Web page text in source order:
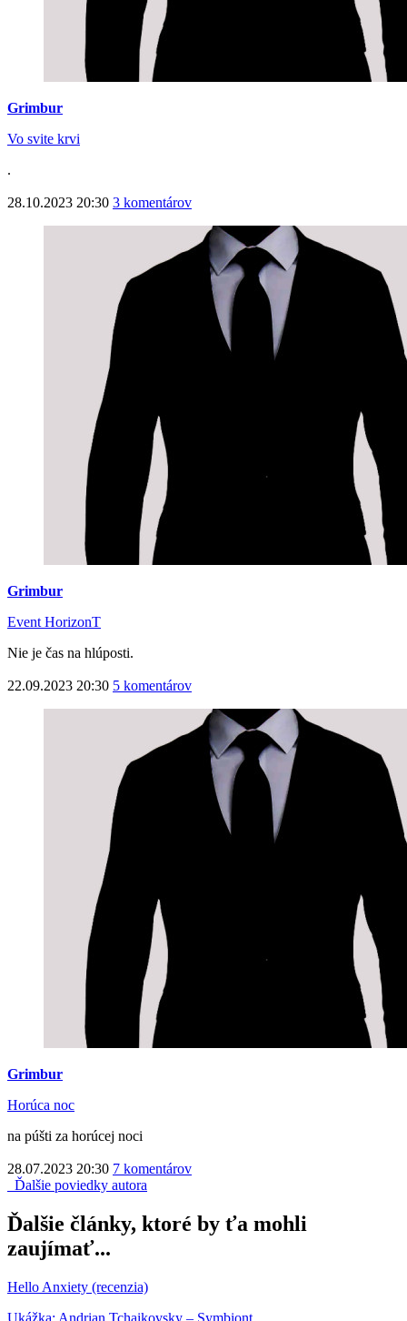
Grimbur
Vo svite krvi
.
28.10.2023 20:30 3 komentárov
Grimbur
Event HorizonT
Nie je čas na hlúposti.
22.09.2023 20:30 5 komentárov
Grimbur
Horúca noc
na púšti za horúcej noci
28.07.2023 20:30 7 komentárov
Ďalšie poviedky autora
Ďalšie články, ktoré by ťa mohli
zaujímať...
Hello Anxiety (recenzia)
Ukážka: Andrian Tchaikovsky – Symbiont